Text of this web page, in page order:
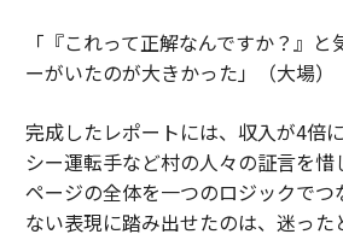
「『これって正解なんですか？』
ーがいたのが大きかった」（大場）
完成したレポートには、収入が4倍
シー運転手など村の人々の証言を
ページの全体を一つのロジックでつ
ない表現に踏み出せたのは、迷っ